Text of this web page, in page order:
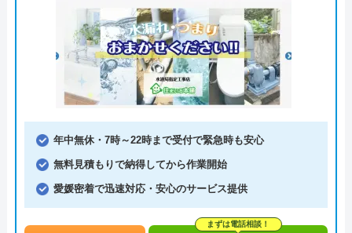
年中無休・7時～22時まで受付で緊急時も安心
無料見積もりで納得してから作業開始
愛媛密着で迅速対応・安心のサービス提供
まずは電話相談！